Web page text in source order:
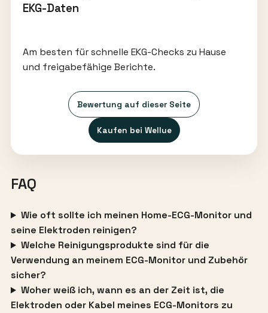
EKG-Daten
Am besten für schnelle EKG-Checks zu Hause
und freigabefähige Berichte.
Bewertung auf dieser Seite
Kaufen bei Wellue
FAQ
Wie oft sollte ich meinen Home-ECG-Monitor und
seine Elektroden reinigen?
Welche Reinigungsprodukte sind für die
Verwendung an meinem ECG-Monitor und Zubehör
sicher?
Woher weiß ich, wann es an der Zeit ist, die
Elektroden oder Kabel meines ECG-Monitors zu